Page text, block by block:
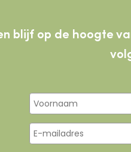
blijf op de hoogte